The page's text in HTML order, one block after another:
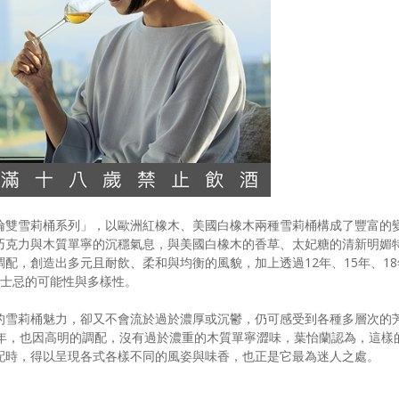
雪莉桶系列」，以歐洲紅橡木、美國白橡木兩種雪莉桶構成了豐富的
力與木質單寧的沉穩氣息，與美國白橡木的香草、太妃糖的清新明媚
，創造出多元且耐飲、柔和與均衡的風貌，加上透過12年、15年、
忌的可能性與多樣性。
莉桶魅力，卻又不會流於過於濃厚或沉鬱，仍可感受到各種多層次的
也因高明的調配，沒有過於濃重的木質單寧澀味，葉怡蘭認為，這樣
，得以呈現各式各樣不同的風姿與味香，也正是它最為迷人之處。